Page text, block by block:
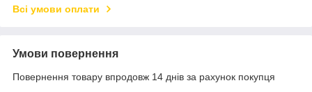
Всі умови оплати
Умови повернення
Повернення товару впродовж 14 днів за рахунок покупця